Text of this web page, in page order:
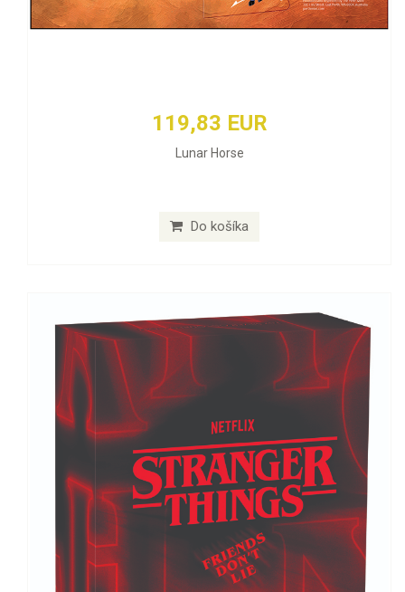
119,83 EUR
Lunar Horse
Do košíka